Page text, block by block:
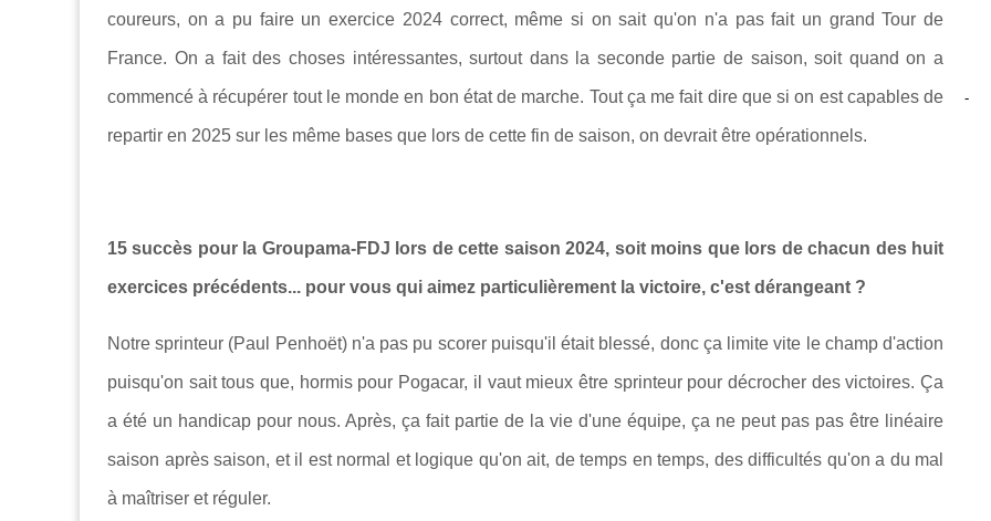
coureurs, on a pu faire un exercice 2024 correct, même si on sait qu'on n'a pas fait un grand Tour de
France. On a fait des choses intéressantes, surtout dans la seconde partie de saison, soit quand on a
commencé à récupérer tout le monde en bon état de marche. Tout ça me fait dire que si on est capables de
repartir en 2025 sur les même bases que lors de cette fin de saison, on devrait être opérationnels.
15 succès pour la Groupama-FDJ lors de cette saison 2024, soit moins que lors de chacun des huit
exercices précédents... pour vous qui aimez particulièrement la victoire, c'est dérangeant ?
Notre sprinteur (Paul Penhoët) n'a pas pu scorer puisqu'il était blessé, donc ça limite vite le champ d'action
puisqu'on sait tous que, hormis pour Pogacar, il vaut mieux être sprinteur pour décrocher des victoires. Ça
a été un handicap pour nous. Après, ça fait partie de la vie d'une équipe, ça ne peut pas pas être linéaire
saison après saison, et il est normal et logique qu'on ait, de temps en temps, des difficultés qu'on a du mal
à maîtriser et réguler.
-